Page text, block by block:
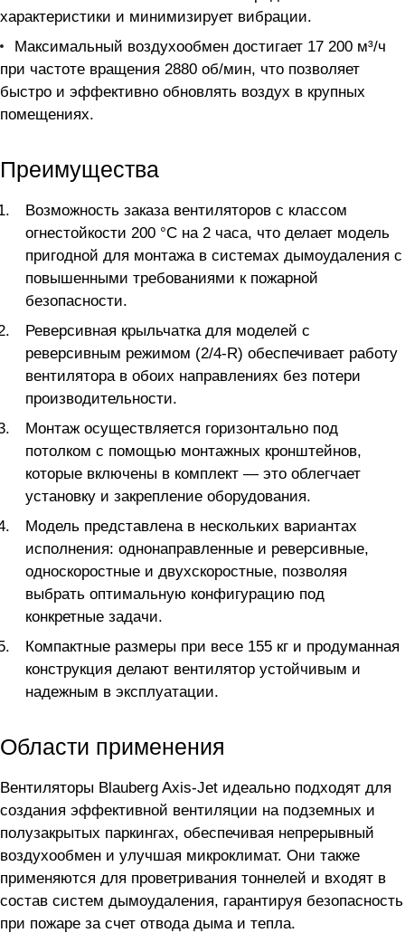
характеристики и минимизирует вибрации.
Максимальный воздухообмен достигает 17 200 м³/ч
при частоте вращения 2880 об/мин, что позволяет
быстро и эффективно обновлять воздух в крупных
помещениях.
Преимущества
Возможность заказа вентиляторов с классом
огнестойкости 200 °C на 2 часа, что делает модель
пригодной для монтажа в системах дымоудаления с
повышенными требованиями к пожарной
безопасности.
Реверсивная крыльчатка для моделей с
реверсивным режимом (2/4-R) обеспечивает работу
вентилятора в обоих направлениях без потери
производительности.
Монтаж осуществляется горизонтально под
потолком с помощью монтажных кронштейнов,
которые включены в комплект — это облегчает
установку и закрепление оборудования.
Модель представлена в нескольких вариантах
исполнения: однонаправленные и реверсивные,
односкоростные и двухскоростные, позволяя
выбрать оптимальную конфигурацию под
конкретные задачи.
Компактные размеры при весе 155 кг и продуманная
конструкция делают вентилятор устойчивым и
надежным в эксплуатации.
Области применения
Вентиляторы Blauberg Axis-Jet идеально подходят для
создания эффективной вентиляции на подземных и
полузакрытых паркингах, обеспечивая непрерывный
воздухообмен и улучшая микроклимат. Они также
применяются для проветривания тоннелей и входят в
состав систем дымоудаления, гарантируя безопасность
при пожаре за счет отвода дыма и тепла.